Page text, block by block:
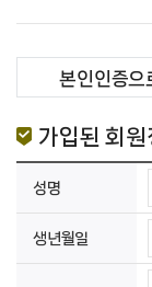
본인인증으
가입된 회
성명
생년월일